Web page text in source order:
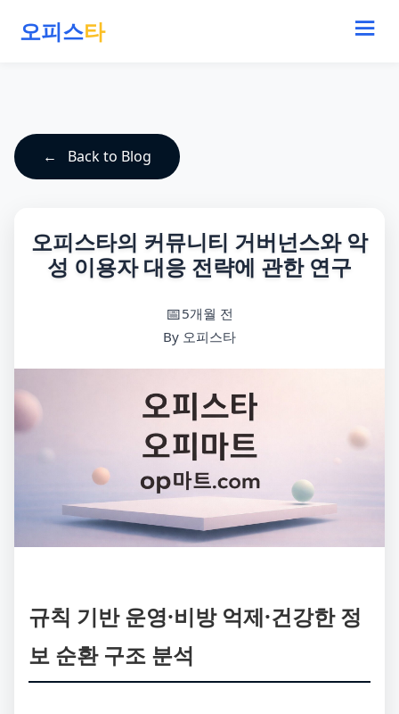
오피스타
Back to Blog
오피스타의 커뮤니티 거버넌스와 악
성 이용자 대응 전략에 관한 연구
5개월 전
By 오피스타
규칙 기반 운영·비방 억제·건강한 정
보 순환 구조 분석